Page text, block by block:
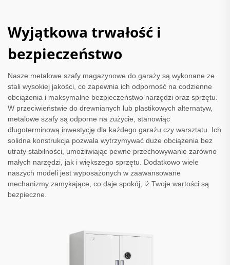
Wyjątkowa trwałość i
bezpieczeństwo
Nasze metalowe szafy magazynowe do garaży są wykonane ze
stali wysokiej jakości, co zapewnia ich odporność na codzienne
obciążenia i maksymalne bezpieczeństwo narzędzi oraz sprzętu.
W przeciwieństwie do drewnianych lub plastikowych alternatyw,
metalowe szafy są odporne na zużycie, stanowiąc
długoterminową inwestycję dla każdego garażu czy warsztatu. Ich
solidna konstrukcja pozwala wytrzymywać duże obciążenia bez
utraty stabilności, umożliwiając pewne przechowywanie zarówno
małych narzędzi, jak i większego sprzętu. Dodatkowo wiele
naszych modeli jest wyposażonych w zaawansowane
mechanizmy zamykające, co daje spokój, iż Twoje wartości są
bezpieczne.